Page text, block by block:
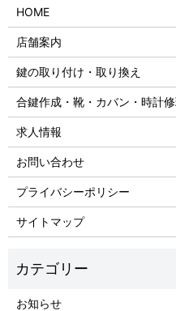
HOME
店舗案内
鍵の取り付け・取り換え
合鍵作成・靴・カバン・時計
求人情報
お問い合わせ
プライバシーポリシー
サイトマップ
お知らせ